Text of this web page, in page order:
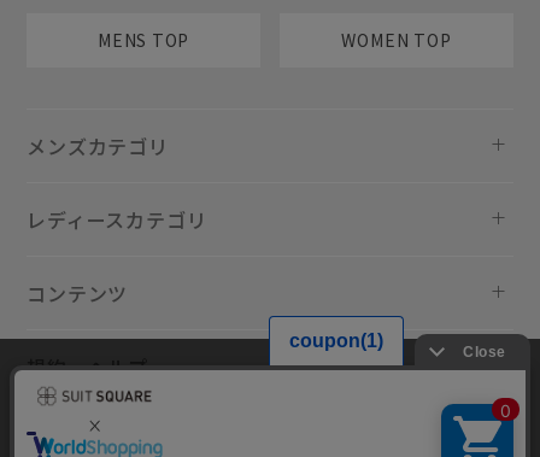
MENS TOP WOMEN TOP
メンズカテゴリ
レディースカテゴリ
コンテンツ
規約・ヘルプ
当サイトでは利用体験の向上およびコンテンツの最適な提供、トラフィ
ックの分析を目的としてCookieを使用しています。サイトの閲覧を継続